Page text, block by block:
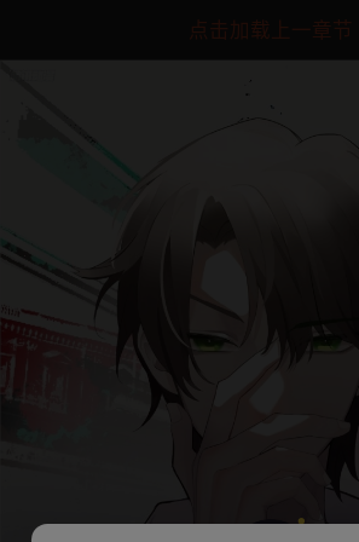
点击加载上一章节